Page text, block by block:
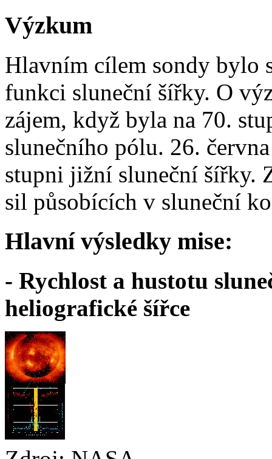
Výzkum
Hlavním cílem sondy bylo
funkci sluneční šířky. O
zájem, když byla na 70.
slunečního pólu. 26.
stupni jižní sluneční šířky.
sil působících v sluneční
Hlavní výsledky mise:
- Rychlost a hustotu
heliografické šířce